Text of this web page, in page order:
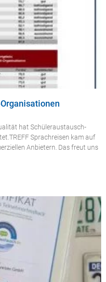
hat Schüleraustausch-
Sprachreisen kam auf
Anbietern. Das freut uns